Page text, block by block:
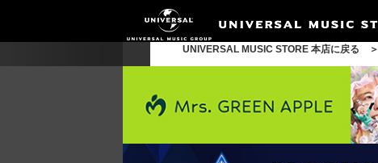
UNIVERSAL MUSIC STORE 本店に戻る ＞